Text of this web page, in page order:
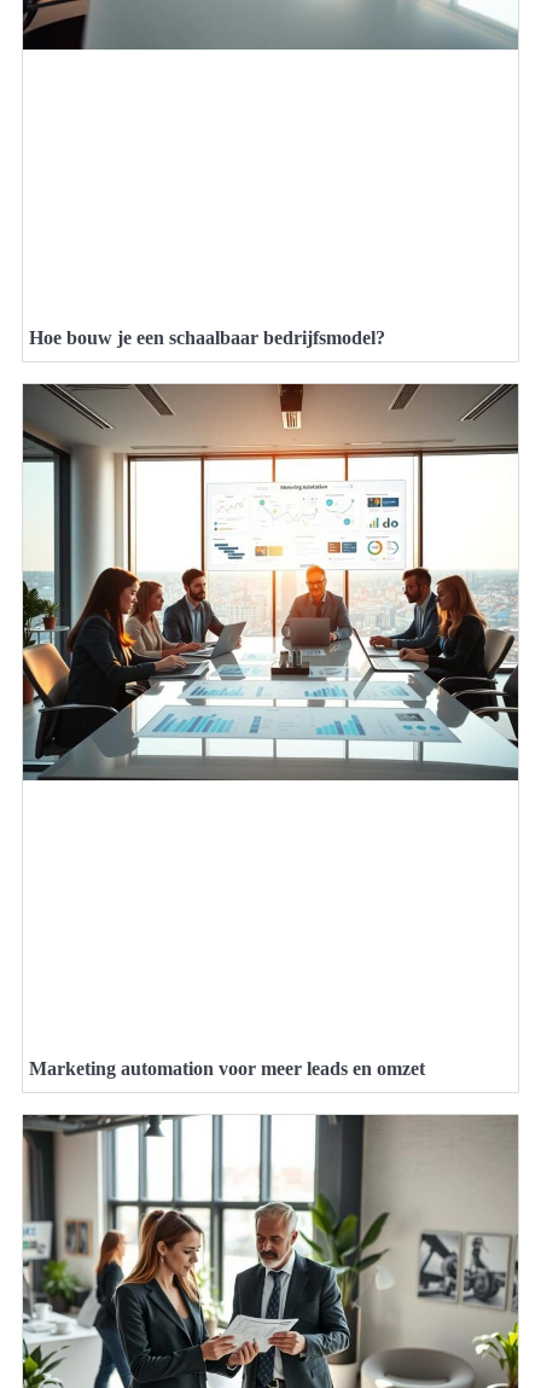
Hoe bouw je een schaalbaar bedrijfsmodel?
Marketing automation voor meer leads en omzet